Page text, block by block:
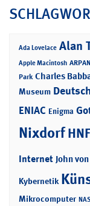
Ada Lovelace Alan
Apple Macintosh
Park Charles
Museum
ENIAC Enigma
NixdorfHNF
Internet John
Kybernetik
Mikrocomputer